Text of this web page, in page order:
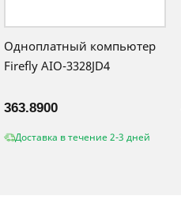
Одноплатный компьютер
Firefly AIO-3328JD4
363.8900
Доставка в течение 2-3 дней